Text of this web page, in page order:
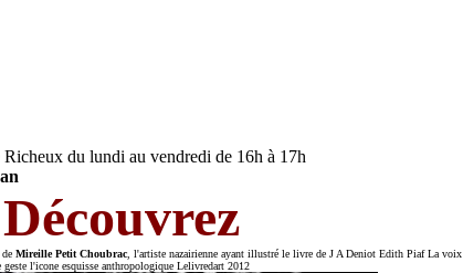
Richeux du lundi au vendredi de 16h à 17h
Découvrez
Mireille Petit Choubrac, l'artiste nazairienne ayant illustré le livre de J A Deniot Edith Piaf La voix
geste l'icone esquisse anthropologique Lelivredart 2012